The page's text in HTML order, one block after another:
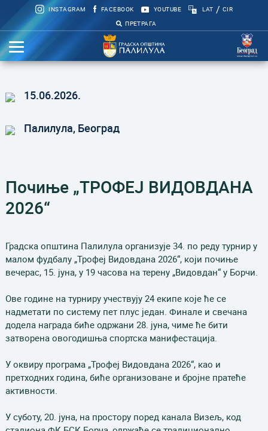
INSTAGRAM FACEBOOK YOUTUBE LAT / CIR
ПРЕТРАГА
15.06.2026.
Палилула, Београд
Почиње „ТРОФЕЈ ВИДОВДАНА
2026“
Градска општина Палилула организује 34. по реду турнир у
малом фудбалу „Трофеј Видовдана 2026“, који почиње
вечерас, 15. јуна, у 19 часова на терену „Видовдан“ у Борчи.
Ове године на турниру учествују 24 екипе које ће се
надметати по систему пет плус један. Финале и свечана
додела награда биће одржани 28. јуна, чиме ће бити
затворена овогодишња спортска манифестација.
У оквиру програма „Трофеј Видовдана 2026“, као и
претходних година, биће организоване и бројне пратеће
активности.
У суботу, 20. јуна, на простору поред канала Визељ, код